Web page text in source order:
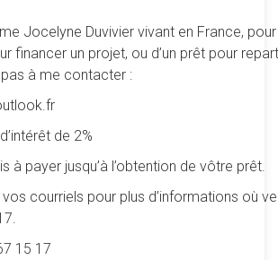
Jocelyne Duvivier vivant en France,
financer un projet, ou d’un prêt pour
pas à me contacter :
de 2%
à payer jusqu’à l’obtention de vôtre prêt.
courriels pour plus d’informations où
15 17